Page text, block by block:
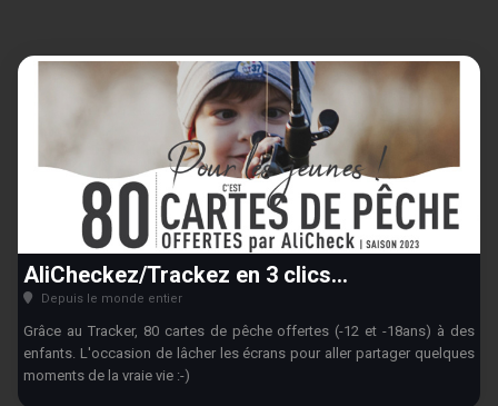
AliCheckez/Trackez en 3 clics...
Depuis le monde entier
Grâce au Tracker, 80 cartes de pêche offertes (-12 et -18ans) à des
enfants. L'occasion de lâcher les écrans pour aller partager quelques
moments de la vraie vie :-)